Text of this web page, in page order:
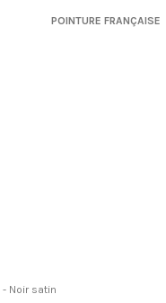
POINTURE FRANÇAISE
- Noir satin